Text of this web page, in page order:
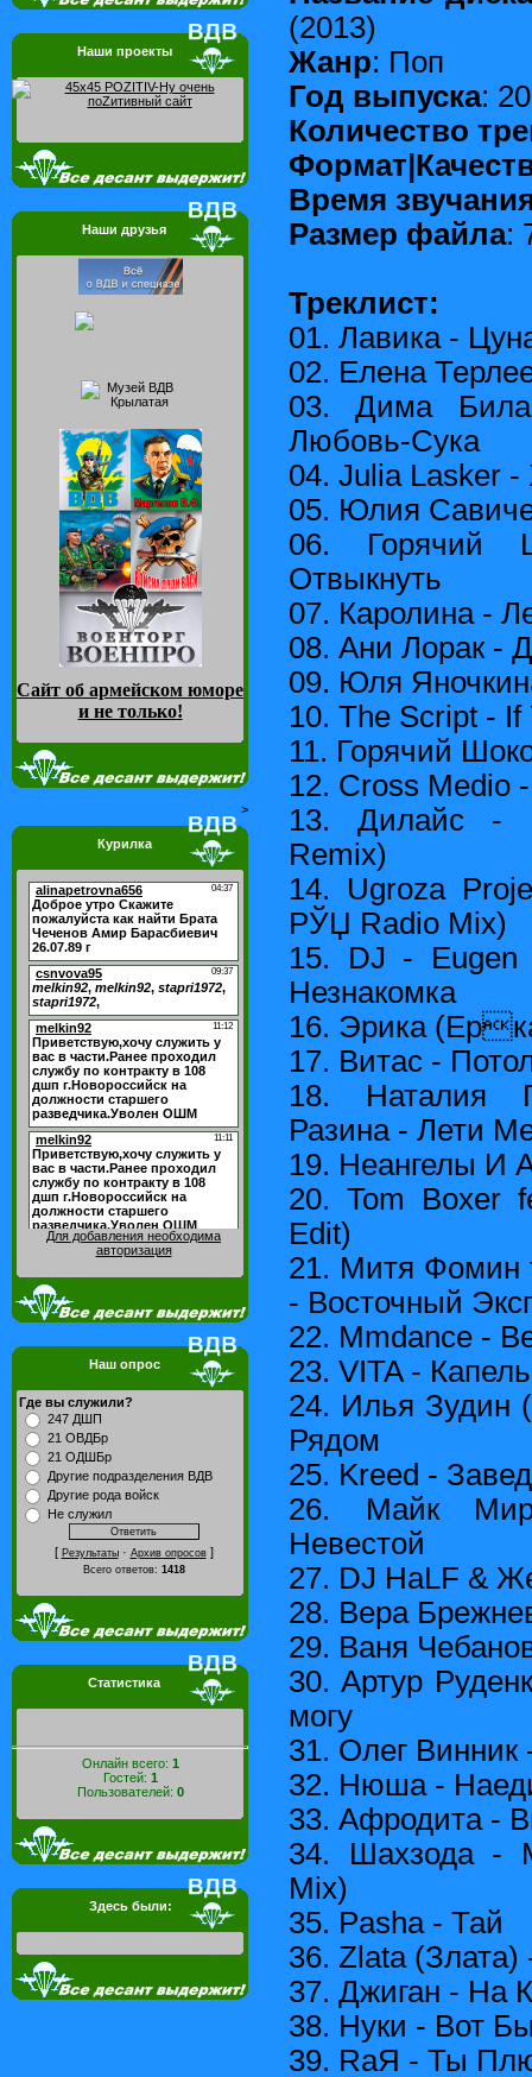
Наши проекты
Наши друзья
Сайт об армейском юморе
и не только!
>
Курилка
Для добавления необходима
авторизация
Наш опрос
Где вы служили?
247 ДШП
21 ОВДБр
21 ОДШБр
Другие подразделения ВДВ
Другие рода войск
Не служил
[ Результаты· Архив опросов]
Всего ответов: 1418
Статистика
Онлайн всего: 1
Гостей: 1
Пользователей: 0
Здесь были:
(2013)
Жанр: Поп
Год выпуска:
Количество
Время
Размер файла:
Треклист:
01. Лавика -
02. Елена
03. Дима
Любовь-Сука
04. Julia Lasker -
05. Юлия
06. Горячий
Отвыкнуть
07. Каролина -
08. Ани Лорак -
09. Юля
10. The Script -
11. Горячий
12. Cross Medio
13. Дилайс -
Remix)
14. Ugroza
РЎЏ Radio Mix)
15. DJ -
Незнакомка
16. Эрика
17. Витас -
18. Наталия
Разина - Лети
19. Неангелы И
20. Tom Boxer
Edit)
21. Митя Фомин
- Восточный
22. Mmdance -
23. VITA -
24. Илья Зудин
Рядом
25. Kreed -
26. Майк
Невестой
27. DJ HaLF &
28. Вера
29. Ваня
30. Артур
могу
31. Олег
32. Нюша -
33. Афродита -
34. Шахзода -
Mix)
35. Pasha - Тай
36. Zlata
37. Джиган - На
38. Нуки - Вот
39. RaЯ - Ты